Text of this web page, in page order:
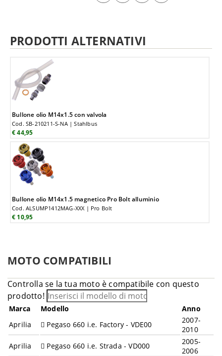
PRODOTTI ALTERNATIVI
Bullone olio M14x1.5 con valvola
Cod. SB-210211-S-NA | Stahlbus
€ 44,95
Bullone olio M14x1.5 magnetico Pro Bolt alluminio
Cod. ALSUMP1412MAG-XXX | Pro Bolt
€ 10,95
MOTO COMPATIBILI
Controlla se la tua moto è compatibile con questo
prodotto!
Marca Modello
Anno
Aprilia
Pegaso 660 i.e. Factory - VDE00
2007-
2010
Aprilia
Pegaso 660 i.e. Strada - VD000
2005-
2006